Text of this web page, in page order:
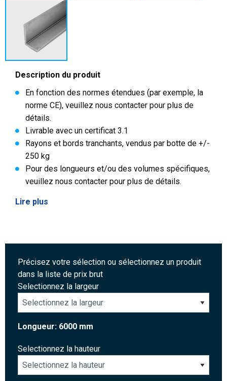
Description du produit
En fonction des normes étendues (par exemple, la
norme CE), veuillez nous contacter pour plus de
détails.
Livrable avec un certificat 3.1
Rayons et bords tranchants, vendus par botte de +/-
250 kg
Pour des longueurs et/ou des volumes spécifiques,
veuillez nous contacter pour plus de détails.
Lire plus
Précisez votre sélection ou sélectionnez un produit
dans la liste de prix brut
Selectionnez la largeur
Longueur: 6000 mm
Selectionnez la hauteur